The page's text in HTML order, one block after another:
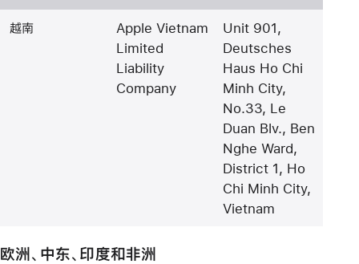
越南
Apple Vietnam
Limited
Liability
Company
Unit 901,
Deutsches
Haus Ho Chi
Minh City,
No.33, Le
Duan Blv., Ben
Nghe Ward,
District 1, Ho
Chi Minh City,
Vietnam
欧洲、中东、印度和非洲